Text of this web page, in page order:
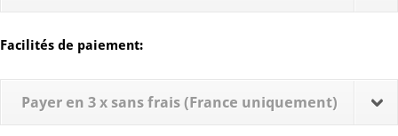
Facilités de paiement:
Payer en 3 x sans frais (France uniquement)